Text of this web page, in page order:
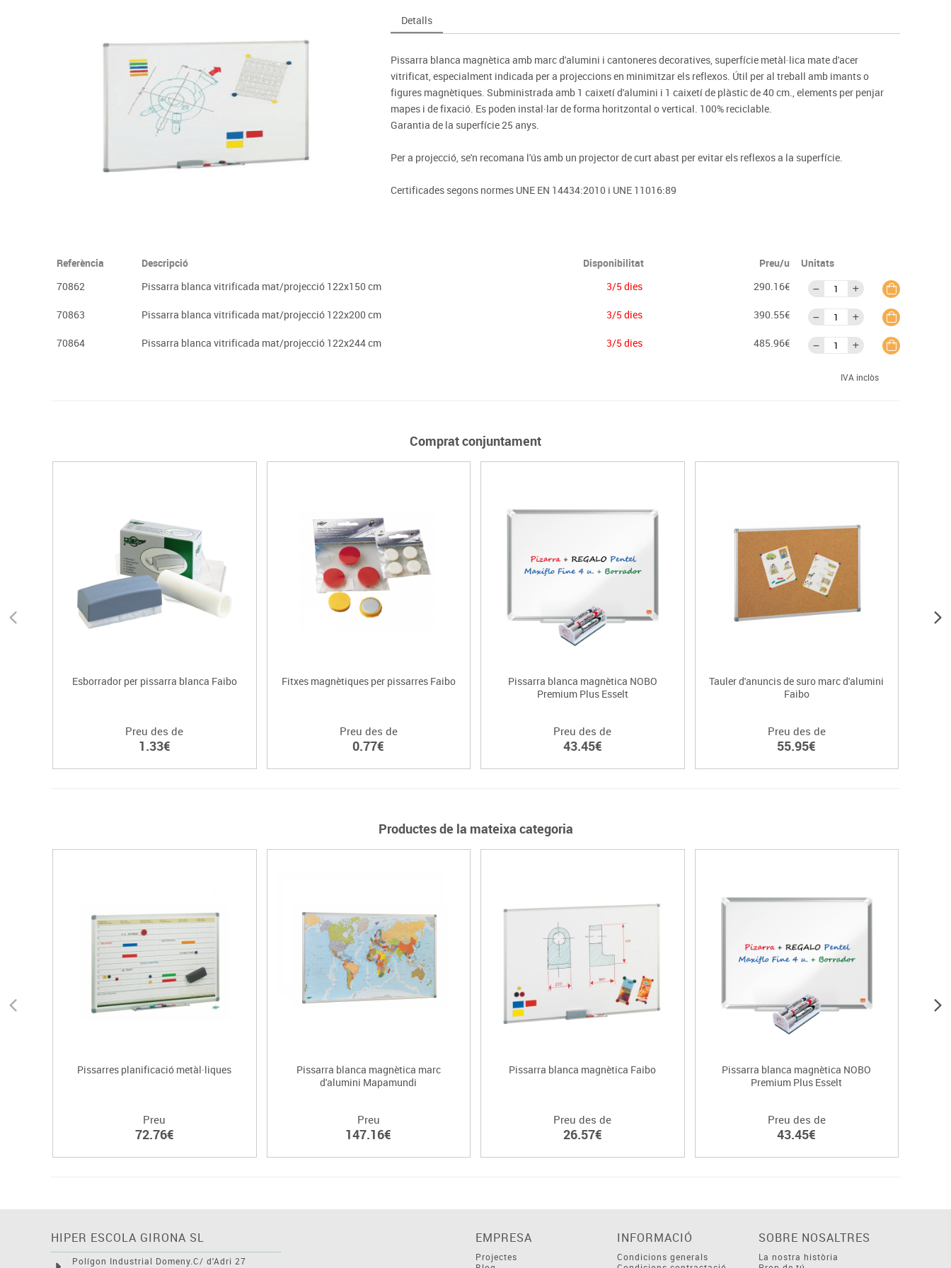
Informàtica
Dibuix tècnic i artístic
Material escolar
Jocs simbòlics
Videoprojecció
Taules escolars, abatibles i polivalents
Penjadors, prestatges i taquilles
Cadires, bancs i tamborets
Entrenament
Foam
Esports raqueta
Gimnàstica rítmica
Detalls
Pissarra blanca magnètica amb marc d'alumini i cantoneres decoratives, superfície metàl·lica mate d'acer
vitrificat, especialment indicada per a projeccions en minimitzar els reflexos. Útil per al treball amb imants o
figures magnètiques. Subministrada amb 1 caixetí d'alumini i 1 caixetí de plàstic de 40 cm., elements per penjar
mapes i de fixació. Es poden instal·lar de forma horitzontal o vertical. 100% reciclable.
Garantia de la superfície 25 anys.
Per a projecció, se'n recomana l'ús amb un projector de curt abast per evitar els reflexos a la superfície.
Certificades segons normes UNE EN 14434:2010 i UNE 11016:89
Referència Descripció Disponibilitat Preu/u
Unitats
70862
Pissarra blanca vitrificada mat/projecció 122x150 cm 3/5 dies 290.16€
70863 Pissarra blanca vitrificada mat/projecció 122x200 cm 3/5 dies 390.55€
70864 Pissarra blanca vitrificada mat/projecció 122x244 cm 3/5 dies 485.96€
IVA inclòs
Comprat conjuntament
Esborrador per pissarra blanca Faibo
Preu des de
1.33€
Fitxes magnètiques per pissarres Faibo
Preu des de
0.77€
Pissarra blanca magnètica NOBO
Premium Plus Esselt
Preu des de
43.45€
Tauler d'anuncis de suro marc d'alumini
Faibo
Preu des de
55.95€
Productes de la mateixa categoria
Pissarres planificació metàl·liques
Preu
72.76€
Pissarra blanca magnètica marc
d'alumini Mapamundi
Preu
147.16€
Pissarra blanca magnètica Faibo
Preu des de
26.57€
Pissarra blanca magnètica NOBO
Premium Plus Esselt
Preu des de
43.45€
HIPER ESCOLA GIRONA SL
Polígon Industrial Domeny.C/ d'Adri 27
EMPRESA
Projectes
INFORMACIÓ
Condicions generals
SOBRE NOSALTRES
La nostra història